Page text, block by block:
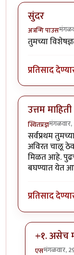
सुंदर
अत्रन्गि पाउस
तुमच्या
प्रतिसाद
उत्तम माहिती
स्थितप्रज्ञ
सर्वप्रथम
अविरत चालू
मिळत आहे.
बघण्यात येत
प्रतिसाद
+१. असेच
एसमंगळवार,